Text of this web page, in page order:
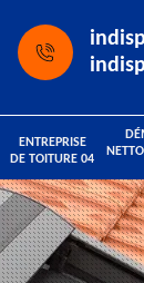
ENTREPRISE
DE TOITURE 04